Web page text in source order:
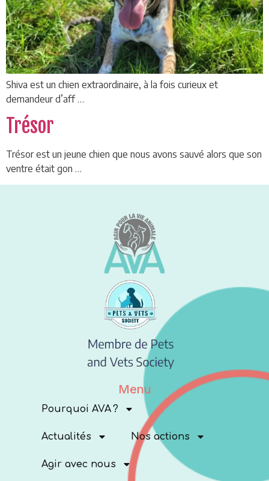
Shiva est un chien extraordinaire, à la fois curieux et
demandeur d’aff …
Trésor
Trésor est un jeune chien que nous avons sauvé alors que son
ventre était gon …
Menu
Pourquoi AVA ?
Actualités Nos actions
Agir avec nous